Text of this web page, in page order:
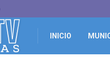
INICIO